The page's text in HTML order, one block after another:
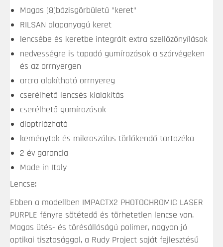
Magas (8)bázisgörbületű "keret"
RILSAN alapanyagú keret
lencsébe és keretbe integrált extra szellőzőnyílások
nedvességre is tapadó gumírozások a szárvégeken
és az orrnyergen
arcra alakítható orrnyereg
cserélhető lencsés kialakítás
cserélhető gumírozások
dioptriázható
keménytok és mikroszálas törlőkendő tartozéka
2 év garancia
Made in Italy
Lencse:
Ebben a modellben IMPACTX2 PHOTOCHROMIC LASER
PURPLE fényre sötétedő és törhetetlen lencse van.
Magas ütés- és törésállóságú polimer, nagyon jó
optikai tisztasággal, a Rudy Project saját fejlesztésű